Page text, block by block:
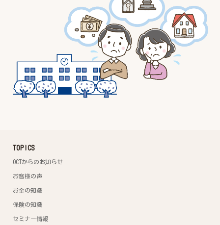
TOPICS
OCTからのお知らせ
お客様の声
お金の知識
保険の知識
セミナー情報